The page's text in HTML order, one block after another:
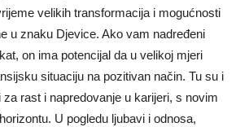
velikih transformacija i mogućnosti
u znaku Djevice. Ako vam nadređeni
on ima potencijal da u velikoj mjeri
situaciju na pozitivan način. Tu su i
rast i napredovanje u karijeri, s novim
U pogledu ljubavi i odnosa,